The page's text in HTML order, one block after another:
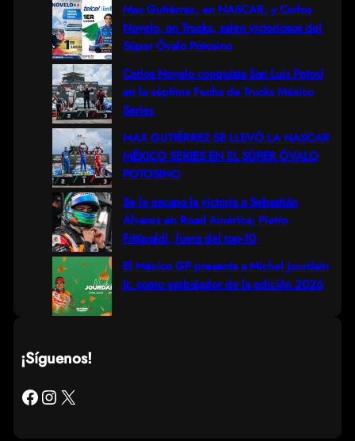
Max Gutiérrez, en NASCAR, y Carlos
Novelo, en Trucks, salen victoriosos del
Súper Óvalo Potosino
Carlos Novelo conquista San Luis Potosí
en la séptima Fecha de Trucks México
Series
MAX GUTIÉRREZ SE LLEVÓ LA NASCAR
MÉXICO SERIES EN EL SÚPER ÓVALO
POTOSINO
Se le escapa la victoria a Sebastián
Álvarez en Road América; Pietro
Fittipaldi, fuera del top-10
El México GP presenta a Michel Jourdain
Jr. como embajador de la edición 2026
¡Síguenos!
Facebook Instagram X